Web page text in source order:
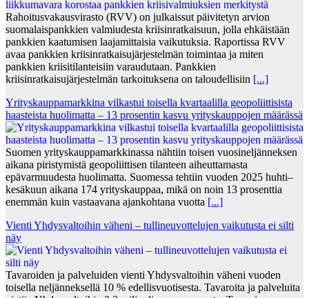
Rahoitusvakausvirasto (RVV) on julkaissut päivitetyn arvion
suomalaispankkien valmiudesta kriisinratkaisuun, jolla ehkäistään
pankkien kaatumisen laajamittaisia vaikutuksia. Raportissa RVV
avaa pankkien kriisinratkaisujärjestelmän toimintaa ja miten
pankkien kriisitilanteisiin varaudutaan. Pankkien
kriisinratkaisujärjestelmän tarkoituksena on taloudellisiin [...]
Yrityskauppamarkkina vilkastui toisella kvartaalilla geopoliittisista
haasteista huolimatta – 13 prosentin kasvu yrityskauppojen määrässä
Suomen yrityskauppamarkkinassa nähtiin toisen vuosineljänneksen
aikana piristymistä geopoliittisen tilanteen aiheuttamasta
epävarmuudesta huolimatta. Suomessa tehtiin vuoden 2025 huhti–
kesäkuun aikana 174 yrityskauppaa, mikä on noin 13 prosenttia
enemmän kuin vastaavana ajankohtana vuotta [...]
Vienti Yhdysvaltoihin väheni – tullineuvottelujen vaikutusta ei silti
näy
Tavaroiden ja palveluiden vienti Yhdysvaltoihin väheni vuoden
toisella neljänneksellä 10 % edellisvuotisesta. Tavaroita ja palveluita